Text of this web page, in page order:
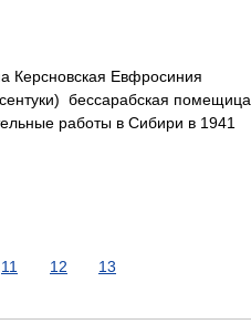
Керсновская Евфросиния
бессарабская помещица,
работы в Сибири в 1941
11 12 13